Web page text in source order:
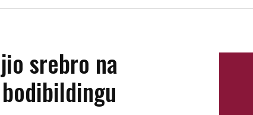
srebro na